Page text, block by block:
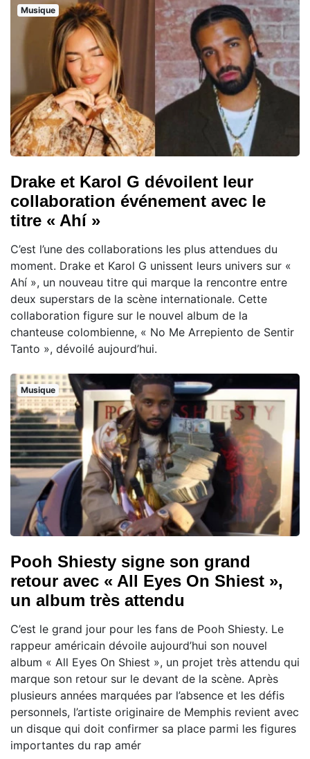
Musique
Drake et Karol G dévoilent leur
collaboration événement avec le
titre « Ahí »
C’est l’une des collaborations les plus attendues du
moment. Drake et Karol G unissent leurs univers sur «
Ahí », un nouveau titre qui marque la rencontre entre
deux superstars de la scène internationale. Cette
collaboration figure sur le nouvel album de la
chanteuse colombienne, « No Me Arrepiento de Sentir
Tanto », dévoilé aujourd’hui.
Musique
Pooh Shiesty signe son grand
retour avec « All Eyes On Shiest »,
un album très attendu
C’est le grand jour pour les fans de Pooh Shiesty. Le
rappeur américain dévoile aujourd’hui son nouvel
album « All Eyes On Shiest », un projet très attendu qui
marque son retour sur le devant de la scène. Après
plusieurs années marquées par l’absence et les défis
personnels, l’artiste originaire de Memphis revient avec
un disque qui doit confirmer sa place parmi les figures
importantes du rap amér